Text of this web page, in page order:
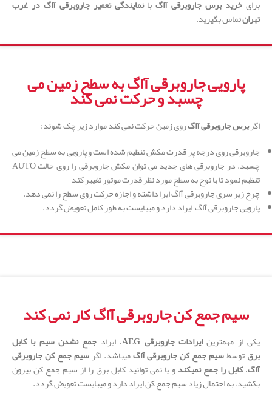
برای خرید برس جاروبرقی آاگبانمایندگی تعمیر جاروبرقی آاگ در غرب
تهرانتماس بگیرید.
پارویی جاروبرقی آاگ به سطح زمین می
چسبد و حرکت نمی کند
اگربرس جاروبرقی آاگروی زمین حرکت نمی کند موارد زیر چک شوند:
جاروبرقی روی درجه پر قدرت مکش تنظیم شده است و پارویی به سطح زمین می
چسبد. در جاروبرقی های جدید می توان مکش جاروبرقی را روی حالت AUTO
تنظیم نمود تا با توح به سطح مورد نظر قدرت موتور تغییر کند
چرخ زیر سری جاروبرقی آاگ ایرا داشته و اجازه حرکت روی سطح را نمی دهد.
پارویی جاروبرقی آاگ ایراد دارد و میبایست به طور کامل تعویض گردد.
سیم جمع کن جاروبرقی آاگ کار نمی کند
یکی از مهمترینایرادات جاروبرقی AEG ، ایراد جمع نشدن سیم با کابل
برقتوسطسیم جمع کن جاروبرقی آاگمیباشد. اگرسیم جمع کن جاروبرقی
آاگ،کابل را جمع نمیکندو یا نمی توانید کابل برق را از سیم جمع کن بیرون
بکشید، به احتمال زیاد سیم جمع کن ایراد دارد و میبایست تعویض گردد.